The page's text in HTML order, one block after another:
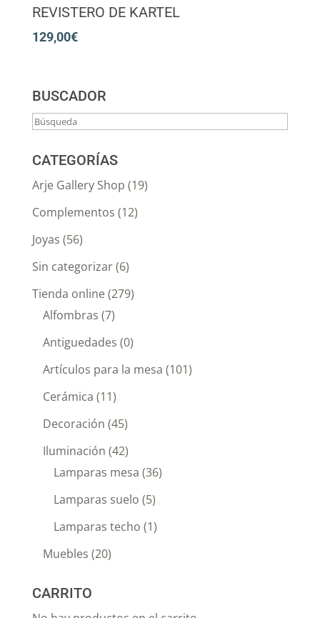
REVISTERO DE KARTEL
129,00€
BUSCADOR
CATEGORÍAS
Arje Gallery Shop (19)
Complementos (12)
Joyas (56)
Sin categorizar(6)
Tienda online(279)
Alfombras (7)
Antiguedades (0)
Artículos para la mesa (101)
Cerámica (11)
Decoración (45)
Iluminación (42)
Lamparas mesa (36)
Lamparas suelo (5)
Lamparas techo (1)
Muebles (20)
CARRITO